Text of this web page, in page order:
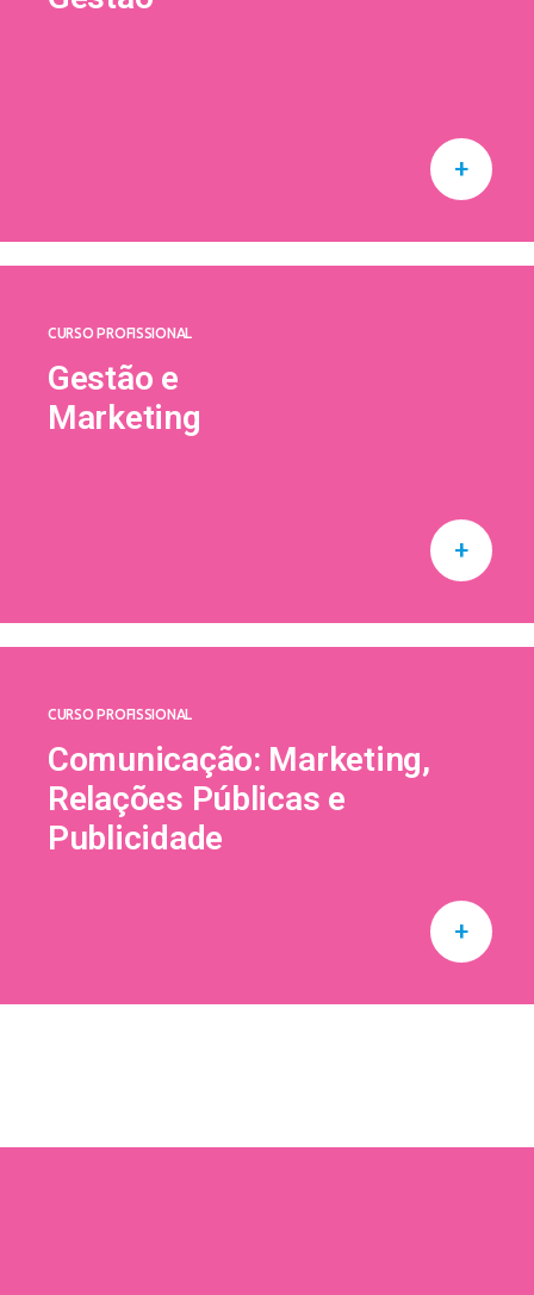
+
CURSO PROFISSIONAL
Gestão e
Marketing
+
CURSO PROFISSIONAL
Comunicação: Marketing,
Relações Públicas e
Publicidade
+